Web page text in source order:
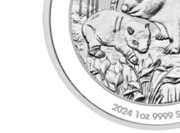
Über Uns
Kontakt